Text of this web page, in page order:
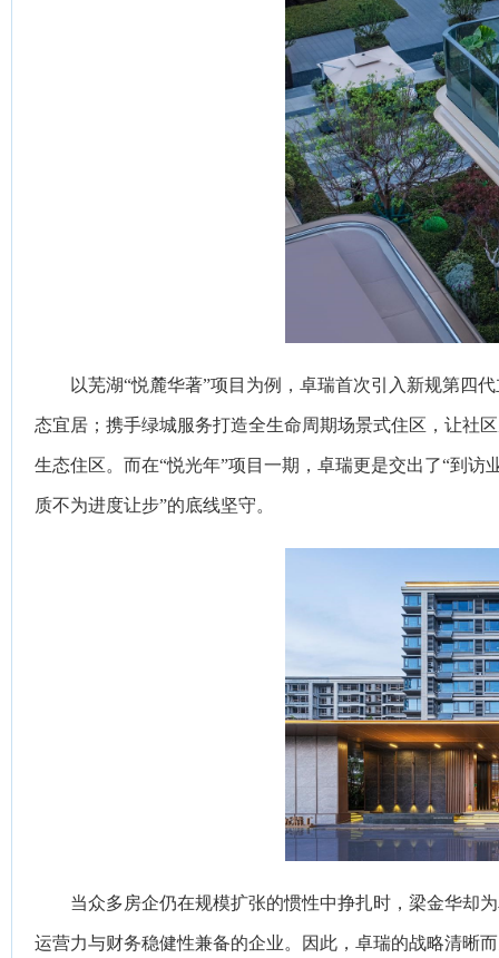
以芜湖“悦麓华著”项目为例，卓瑞首次引入新规第四
态宜居；携手绿城服务打造全生命周期场景式住区，让社
生态住区。而在“悦光年”项目一期，卓瑞更是交出了“到
质不为进度让步”的底线坚守。
当众多房企仍在规模扩张的惯性中挣扎时，梁金华却
运营力与财务稳健性兼备的企业。因此，卓瑞的战略清晰